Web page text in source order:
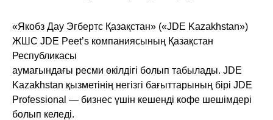
«Якобз Дау Эгбертс Қазақстан» («JDE Kazakhstan»)
ЖШС JDE Peet’s компаниясының Қазақстан
Республикасы
аумағындағы ресми өкілдігі болып табылады. JDE
Kazakhstan қызметінің негізгі бағыттарының бірі JDE
Professional — бизнес үшін кешенді кофе шешімдері
болып келеді.